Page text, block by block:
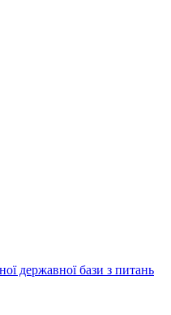
державної бази з питань